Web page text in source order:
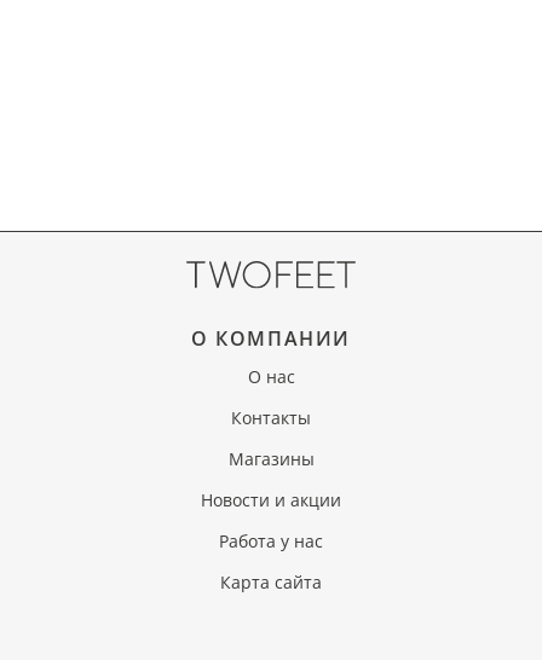
О КОМПАНИИ
О нас
Контакты
Магазины
Новости и акции
Работа у нас
Карта сайта